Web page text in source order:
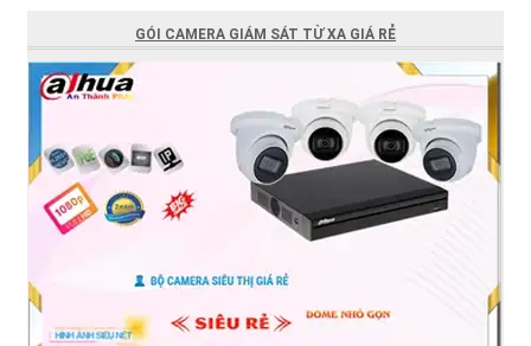
GÓI CAMERA GIÁM SÁT TỪ XA GIÁ RẺ